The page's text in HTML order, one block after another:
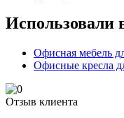
Использовали
Офисная мебель
Офисные кресла
Отзыв клиента